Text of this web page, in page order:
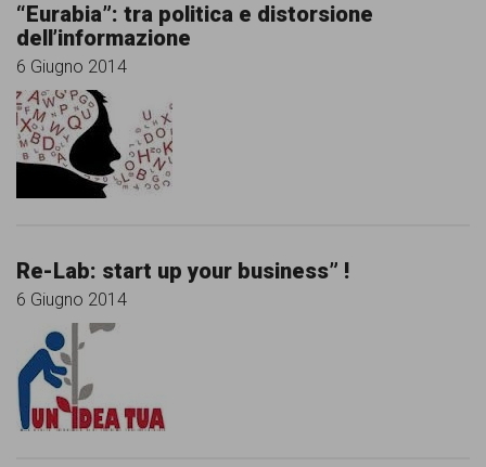
“Eurabia”: tra politica e distorsione
dell’informazione
6 Giugno 2014
Re-Lab: start up your business” !
6 Giugno 2014